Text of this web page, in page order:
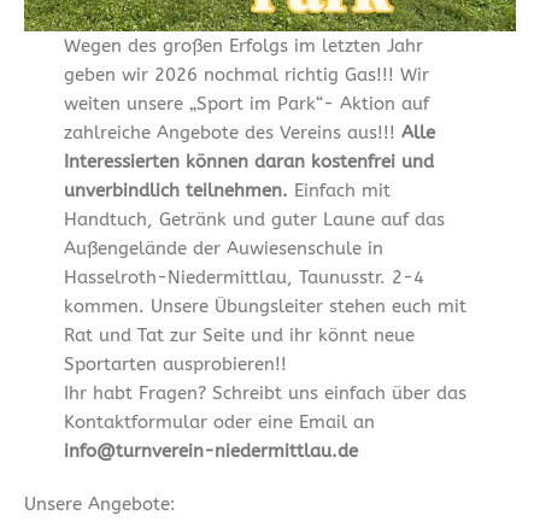
Wegen des großen Erfolgs im letzten Jahr
geben wir 2026 nochmal richtig Gas!!! Wir
weiten unsere „Sport im Park“- Aktion auf
zahlreiche Angebote des Vereins aus!!! Alle
Interessierten können daran kostenfrei und
unverbindlich teilnehmen. Einfach mit
Handtuch, Getränk und guter Laune auf das
Außengelände der Auwiesenschule in
Hasselroth-Niedermittlau, Taunusstr. 2-4
kommen. Unsere Übungsleiter stehen euch mit
Rat und Tat zur Seite und ihr könnt neue
Sportarten ausprobieren!!
Ihr habt Fragen? Schreibt uns einfach über das
Kontaktformular oder eine Email an
info@turnverein-niedermittlau.de
Unsere Angebote: